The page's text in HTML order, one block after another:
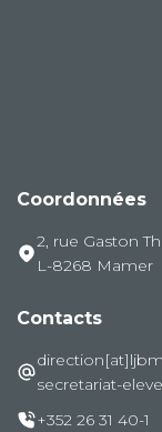
Coordonnées
2, rue Gaston
L-8268 Mamer
Contacts
secretariat-
+352 26 31 40-1